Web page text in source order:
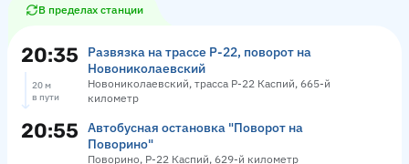
В пределах станции
20:35
Развязка на трассе Р-22, поворот на
Новониколаевский
Новониколаевский, трасса Р-22 Каспий, 665-й
километр
20 м
в пути
20:55
Автобусная остановка "Поворот на
Поворино"
Поворино, Р-22 Каспий, 629-й километр